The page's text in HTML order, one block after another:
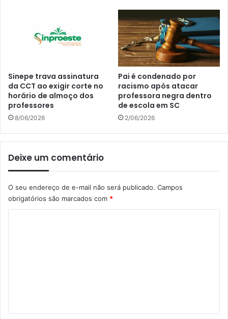
Sinepe trava assinatura
da CCT ao exigir corte no
horário de almoço dos
professores
8/06/2026
Pai é condenado por
racismo após atacar
professora negra dentro
de escola em SC
2/06/2026
Deixe um comentário
O seu endereço de e-mail não será publicado. Campos
obrigatórios são marcados com *